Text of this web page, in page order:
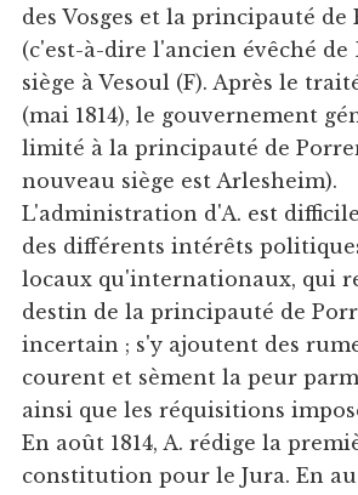
des Vosges et la principauté
(c'est-à-dire l'ancien évêché de
siège à Vesoul (F). Après le
(mai 1814), le gouvernement
limité à la principauté de
nouveau siège est Arlesheim).
L'administration d'A. est
des différents intérêts
locaux qu'internationaux, qui
destin de la principauté de
incertain ; s'y ajoutent des
courent et sèment la peur
ainsi que les réquisitions
En août 1814, A. rédige la
constitution pour le Jura. En